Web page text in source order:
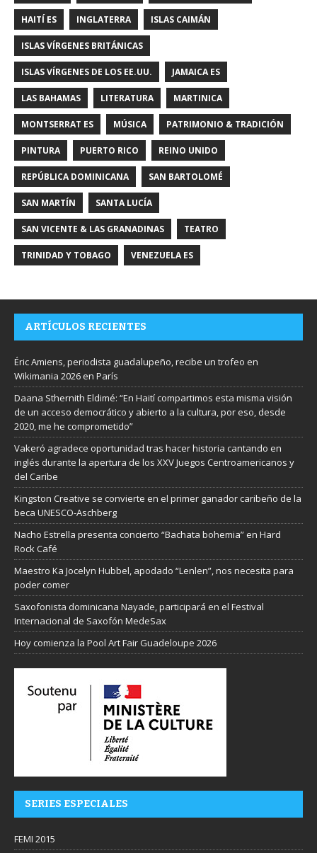
HAITÍ ES INGLATERRA ISLAS CAIMÁN
ISLAS VÍRGENES BRITÁNICAS
ISLAS VÍRGENES DE LOS EE.UU. JAMAICA ES
LAS BAHAMAS LITERATURA MARTINICA
MONTSERRAT ES MÚSICA PATRIMONIO & TRADICIÓN
PINTURA PUERTO RICO REINO UNIDO
REPÚBLICA DOMINICANA SAN BARTOLOMÉ
SAN MARTÍN SANTA LUCÍA
SAN VICENTE & LAS GRANADINAS TEATRO
TRINIDAD Y TOBAGO VENEZUELA ES
ARTÍCULOS RECIENTES
Éric Amiens, periodista guadalupeño, recibe un trofeo en
Wikimania 2026 en París
Daana Sthernith Eldimé: “En Haití compartimos esta misma visión
de un acceso democrático y abierto a la cultura, por eso, desde
2020, me he comprometido”
Vakeró agradece oportunidad tras hacer historia cantando en
inglés durante la apertura de los XXV Juegos Centroamericanos y
del Caribe
Kingston Creative se convierte en el primer ganador caribeño de la
beca UNESCO-Aschberg
Nacho Estrella presenta concierto “Bachata bohemia” en Hard
Rock Café
Maestro Ka Jocelyn Hubbel, apodado “Lenlen”, nos necesita para
poder comer
Saxofonista dominicana Nayade, participará en el Festival
Internacional de Saxofón MedeSax
Hoy comienza la Pool Art Fair Guadeloupe 2026
SERIES ESPECIALES
FEMI 2015